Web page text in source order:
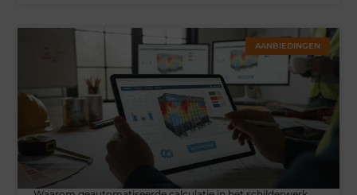
AANBIEDINGEN